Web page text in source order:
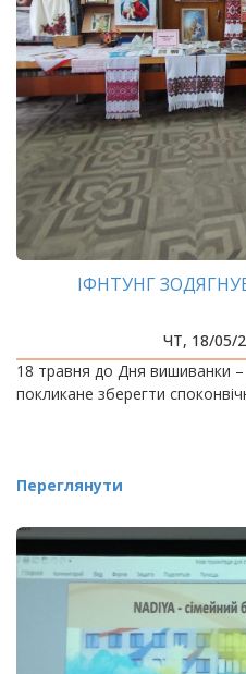
ІФНТУНГ
ЧТ, 18/05/
18 травня до Дня вишиванки
покликане зберегти
Переглянути